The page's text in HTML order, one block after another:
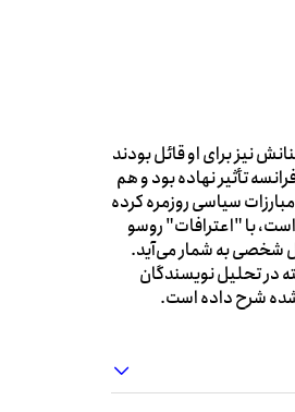
دشمنانش نیز برای او قائل بودند
پیش از آن بر زندگی ادبی فرانسه تأثیر نهاده بود و هم
سیاسی روزمره کرده
با "اعترافات" روسو
شخصی به شمار می‌آید.
در تحلیل نویسندگان
شده شرح داده است.